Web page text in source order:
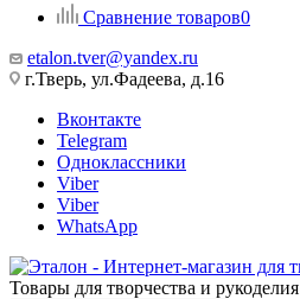
Сравнение товаров0
etalon.tver@yandex.ru
г.Тверь, ул.Фадеева, д.16
Вконтакте
Telegram
Одноклассники
Viber
Viber
WhatsApp
Товары для творчества и рукоделия